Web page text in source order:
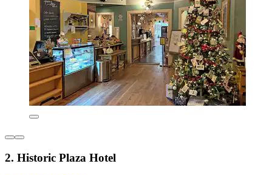
2. Historic Plaza Hotel